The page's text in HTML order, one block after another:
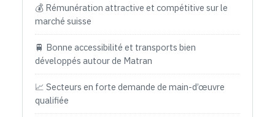
💰 Rémunération attractive et compétitive sur le
marché suisse
🚆 Bonne accessibilité et transports bien
développés autour de Matran
📈 Secteurs en forte demande de main-d’œuvre
qualifiée